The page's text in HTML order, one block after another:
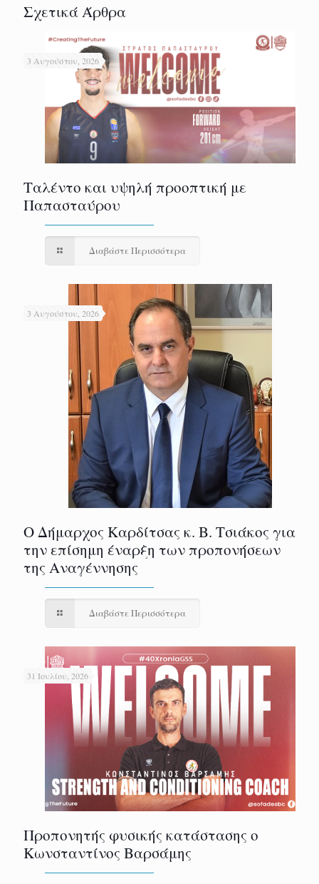
Σχετικά Άρθρα
3 Αυγούστου, 2026
Ταλέντο και υψηλή προοπτική με
Παπασταύρου
Διαβάστε Περισσότερα
3 Αυγούστου, 2026
Ο Δήμαρχος Καρδίτσας κ. Β. Τσιάκος για
την επίσημη έναρξη των προπονήσεων
της Αναγέννησης
Διαβάστε Περισσότερα
31 Ιουλίου, 2026
Προπονητής φυσικής κατάστασης ο
Κωνσταντίνος Βαρσάμης